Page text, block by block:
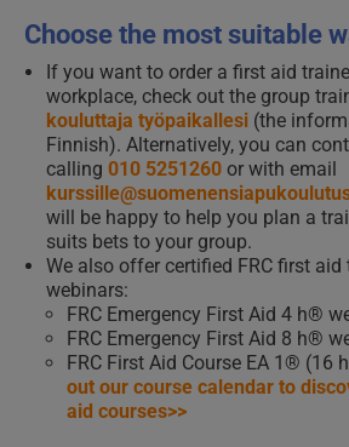
Choose the most suitable
If you want to order a first aid
workplace, check out the group
kouluttaja työpaikallesi (the
Finnish). Alternatively, you can
calling 010 5251260or with email
will be happy to help you plan a
suits bets to your group.
We also offer certified FRC first aid
webinars:
FRC Emergency First Aid 4 h®
FRC Emergency First Aid 8 h®
FRC First Aid Course EA 1® (16
out our course calendar to
aid courses>>